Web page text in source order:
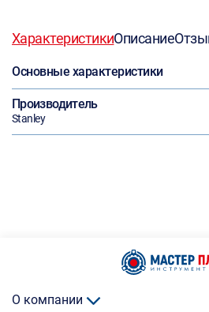
ХарактеристикиОписание
Основные характеристики
Производитель
Stanley
О компании